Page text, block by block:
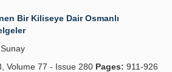
Bir Ki­liseye Dair Osmanlı
Volume 77 - Issue 280 Pages: 911-926